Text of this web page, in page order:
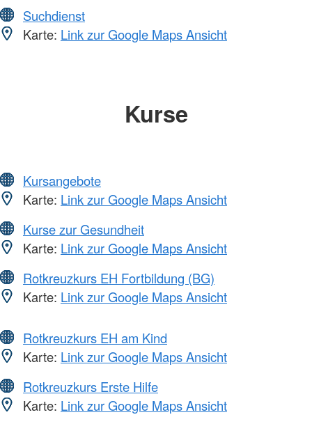
Suchdienst
Karte: Link zur Google Maps Ansicht
Kurse
Kursangebote
Karte: Link zur Google Maps Ansicht
Kurse zur Gesundheit
Karte: Link zur Google Maps Ansicht
Rotkreuzkurs EH Fortbildung (BG)
Karte: Link zur Google Maps Ansicht
Rotkreuzkurs EH am Kind
Karte: Link zur Google Maps Ansicht
Rotkreuzkurs Erste Hilfe
Karte: Link zur Google Maps Ansicht